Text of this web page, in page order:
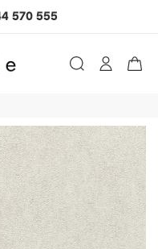
570 555